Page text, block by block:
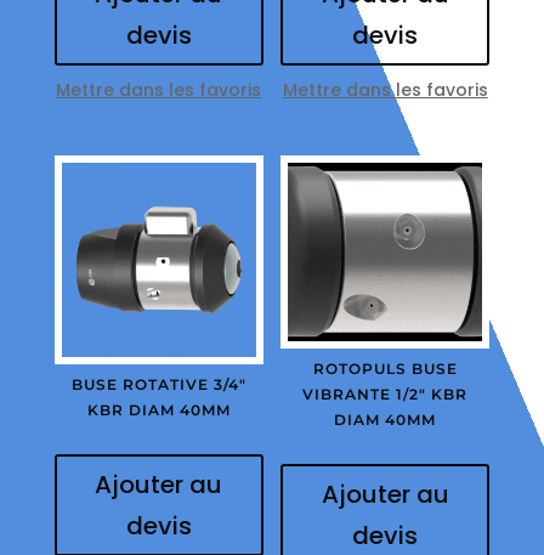
devis
Mettre dans les favoris
devis
Mettre dans les favoris
BUSE ROTATIVE 3/4″
KBR DIAM 40MM
Ajouter au
devis
ROTOPULS BUSE
VIBRANTE 1/2″ KBR
DIAM 40MM
Ajouter au
devis